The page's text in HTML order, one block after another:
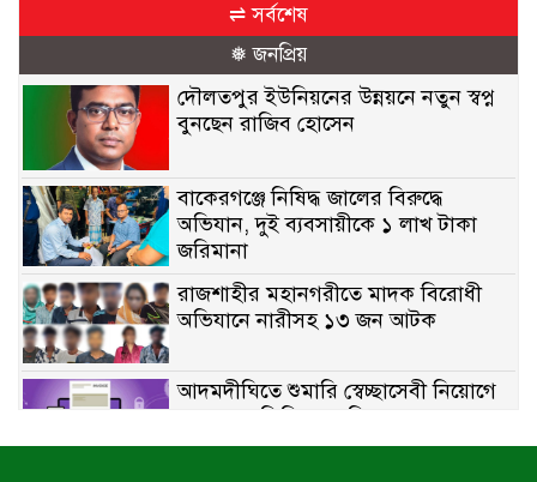
⇌ সর্বশেষ
❅ জনপ্রিয়
দৌলতপুর ইউনিয়নের উন্নয়নে নতুন স্বপ্ন
বুনছেন রাজিব হোসেন
বাকেরগঞ্জে নিষিদ্ধ জালের বিরুদ্ধে
অভিযান, দুই ব্যবসায়ীকে ১ লাখ টাকা
জরিমানা
রাজশাহীর মহানগরীতে মাদক বিরোধী
অভিযানে নারীসহ ১৩ জন আটক
আদমদীঘিতে শুমারি স্বেচ্ছাসেবী নিয়োগে
যোগ্যতার ভিত্তিতে তালিকা প্রকাশ;
নির্বাচিতদের আ.লীগ ট্যাগে প্রচারণা